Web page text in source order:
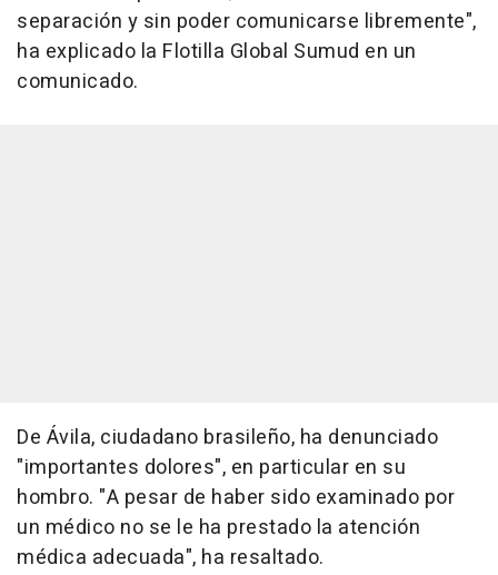
separación y sin poder comunicarse libremente",
ha explicado la Flotilla Global Sumud en un
comunicado.
De Ávila, ciudadano brasileño, ha denunciado
"importantes dolores", en particular en su
hombro. "A pesar de haber sido examinado por
un médico no se le ha prestado la atención
médica adecuada", ha resaltado.